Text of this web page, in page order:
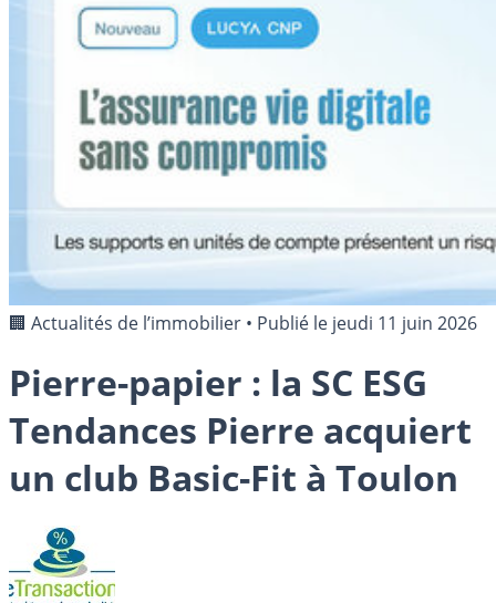
🏢 Actualités de l’immobilier • Publié le jeudi 11 juin 2026
Pierre-papier : la SC ESG
Tendances Pierre acquiert
un club Basic-Fit à Toulon